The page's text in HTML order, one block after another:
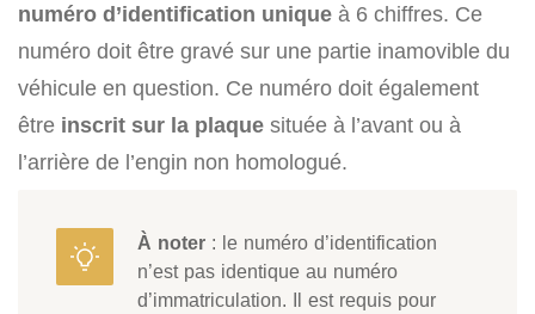
numéro d’identification unique à 6 chiffres. Ce
numéro doit être gravé sur une partie inamovible du
véhicule en question. Ce numéro doit également
être inscrit sur la plaque située à l’avant ou à
l’arrière de l’engin non homologué.
À noter : le numéro d’identification
n’est pas identique au numéro
d’immatriculation. Il est requis pour